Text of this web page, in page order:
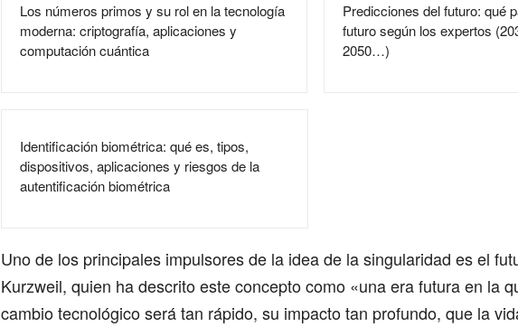
Los números primos y su rol en la tecnología
moderna: criptografía, aplicaciones y
computación cuántica
Predicciones del futuro: qué
futuro según los expertos
2050…)
Identificación biométrica: qué es, tipos,
dispositivos, aplicaciones y riesgos de la
autentificación biométrica
Uno de los principales impulsores de la idea de la singularidad es el
Kurzweil, quien ha descrito este concepto como «una era futura en la
cambio tecnológico será tan rápido, su impacto tan profundo, que la